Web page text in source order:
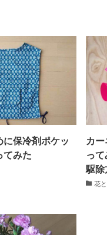
保冷剤ポケッ
てみた
カ
っ
駆除
花